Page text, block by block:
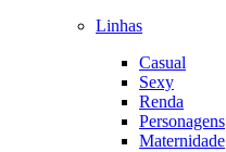
Linhas
Casual
Sexy
Renda
Personagens
Maternidade